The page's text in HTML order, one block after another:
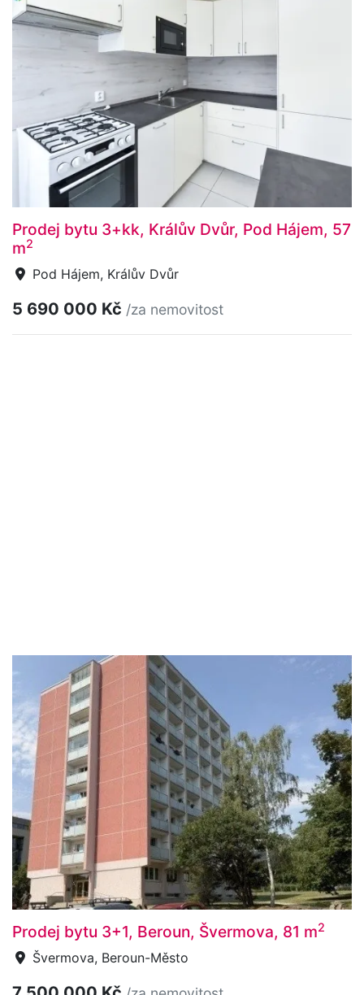
Prodej bytu 3+kk, Králův Dvůr, Pod Hájem, 57
m2
Pod Hájem, Králův Dvůr
5 690 000 Kč /za nemovitost
Prodej bytu 3+1, Beroun, Švermova, 81 m2
Švermova, Beroun-Město